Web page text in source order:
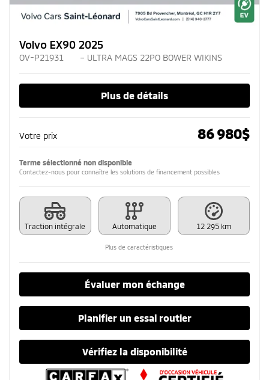
Volvo EX90 2025
OV-P21931 – ULTRA MAGS 22PO BOWER WIKINS
Plus de détails
Votre prix 86 980$
Terme sélectionné non disponible
Contactez-nous pour connaître les solutions de financement possibles
Traction intégrale Automatique 12 295 km
Plus de caractéristiques
Évaluer mon échange
Planifier un essai routier
Vérifiez la disponibilité